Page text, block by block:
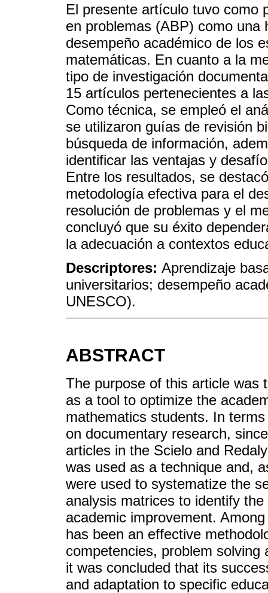
El presente artículo tuvo como
en problemas (ABP) como una
desempeño académico de los
matemáticas. En cuanto a la
tipo de investigación
15 artículos pertenecientes a
Como técnica, se empleó el
se utilizaron guías de revisión
búsqueda de información,
identificar las ventajas y
Entre los resultados, se
metodología efectiva para el
resolución de problemas y el
concluyó que su éxito
la adecuación a contextos
Descriptores: Aprendizaje
universitarios; desempeño
UNESCO).
ABSTRACT
The purpose of this article was
as a tool to optimize the
mathematics students. In
on documentary research,
articles in the Scielo and
was used as a technique and,
were used to systematize the
analysis matrices to identify
academic improvement.
has been an effective
competencies, problem
it was concluded that its
and adaptation to specific